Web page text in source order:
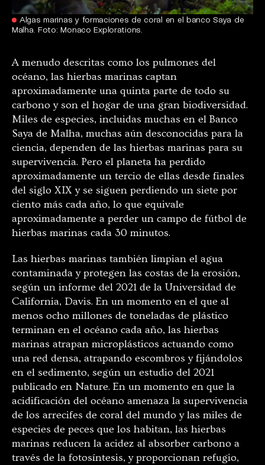
Algas marinas y formaciones de coral en el banco Saya de
Malha. Foto: Monaco Explorations.
A menudo descritas como los pulmones del
océano, las hierbas marinas captan
aproximadamente una quinta parte de todo su
carbono y son el hogar de una gran biodiversidad.
Miles de especies, incluidas muchas en el Banco
Saya de Malha, muchas aún desconocidas para la
ciencia, dependen de las hierbas marinas para su
supervivencia. Pero el planeta ha perdido
aproximadamente un tercio de ellas desde finales
del siglo XIX y se siguen perdiendo un siete por
ciento más cada año, lo que equivale
aproximadamente a perder un campo de fútbol de
hierbas marinas cada 30 minutos.
Las hierbas marinas también limpian el agua
contaminada y protegen las costas de la erosión,
según un informe del 2021 de la Universidad de
California, Davis. En un momento en el que al
menos ocho millones de toneladas de plástico
terminan en el océano cada año, las hierbas
marinas atrapan microplásticos actuando como
una red densa, atrapando escombros y fijándolos
en el sedimento, según un estudio del 2021
publicado en Nature. En un momento en que la
acidificación del océano amenaza la supervivencia
de los arrecifes de coral del mundo y las miles de
especies de peces que los habitan, las hierbas
marinas reducen la acidez al absorber carbono a
través de la fotosíntesis, y proporcionan refugio,